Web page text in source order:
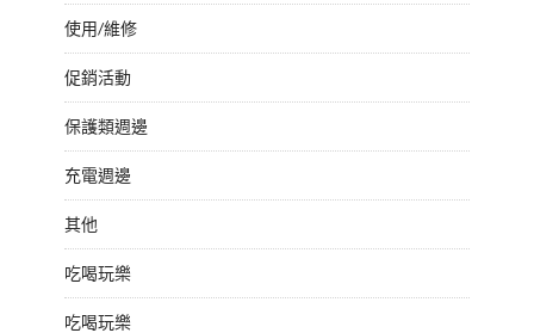
使用/維修
促銷活動
保護類週邊
充電週邊
其他
吃喝玩樂
吃喝玩樂